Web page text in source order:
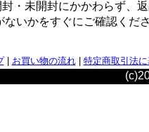
・未開封にかかわらず、
いかをすぐにご確認くだ
| お買い物の流れ| 特定商取引法